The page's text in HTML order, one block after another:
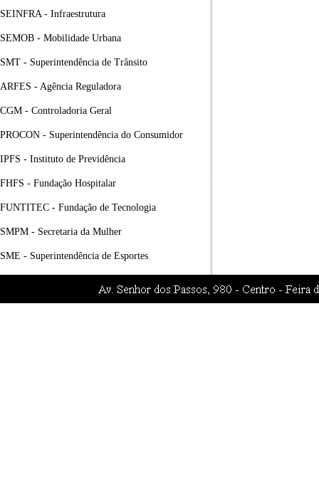
SEINFRA - Infraestrutura
SEMOB - Mobilidade Urbana
SMT - Superintendência de Trânsito
ARFES - Agência Reguladora
CGM - Controladoria Geral
PROCON - Superintendência do Consumidor
IPFS - Instituto de Previdência
FHFS - Fundação Hospitalar
FUNTITEC - Fundação de Tecnologia
SMPM - Secretaria da Mulher
SME - Superintendência de Esportes